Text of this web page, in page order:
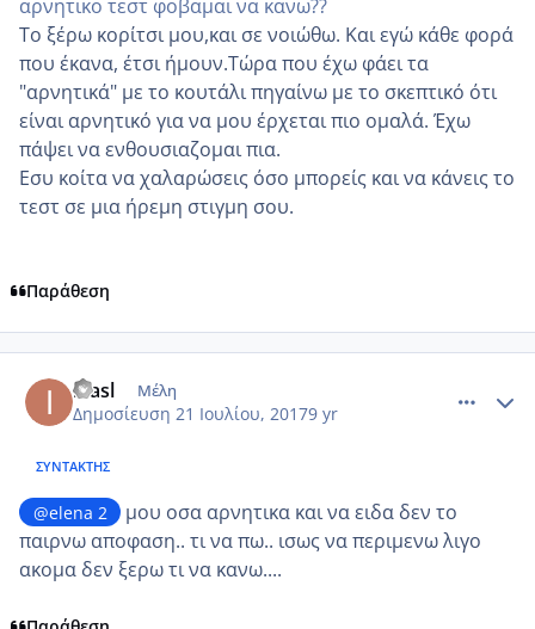
αρνητικο τεστ φοβαμαι να κανω??
Το ξέρω κορίτσι μου,και σε νοιώθω. Και εγώ κάθε φορά
που έκανα, έτσι ήμουν.Τώρα που έχω φάει τα
"αρνητικά" με το κουτάλι πηγαίνω με το σκεπτικό ότι
είναι αρνητικό για να μου έρχεται πιο ομαλά. Έχω
πάψει να ενθουσιαζομαι πια.
Εσυ κοίτα να χαλαρώσεις όσο μπορείς και να κάνεις το
τεστ σε μια ήρεμη στιγμη σου.
Παράθεση
inasl Μέλη
Δημοσίευση 21 Ιουλίου, 20179 yr
ΣΥΝΤΆΚΤΗΣ
@elena 2
μου οσα αρνητικα και να ειδα δεν το
παιρνω αποφαση.. τι να πω.. ισως να περιμενω λιγο
ακομα δεν ξερω τι να κανω....